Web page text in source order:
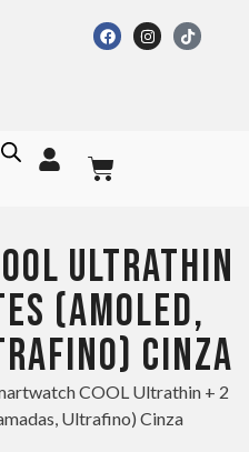
ULTRATHIN
(AMOLED,
CINZA
COOL Ultrathin + 2
Ultrafino) Cinza